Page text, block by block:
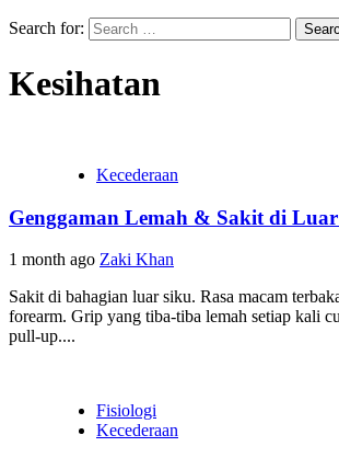
Search for:
Kesihatan
Kecederaan
Genggaman Lemah & Sakit di
1 month ago Zaki Khan
Sakit di bahagian luar siku. Rasa macam
forearm. Grip yang tiba-tiba lemah setiap kali
pull-up....
Fisiologi
Kecederaan